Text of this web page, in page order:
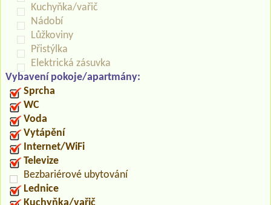
Kuchyňka/vařič
Nádobí
Lůžkoviny
Přistýlka
Elektrická zásuvka
Vybavení pokoje/apartmány:
Sprcha
WC
Voda
Vytápění
Internet/WiFi
Televize
Bezbariérové ubytování
Lednice
Kuchyňka/vařič